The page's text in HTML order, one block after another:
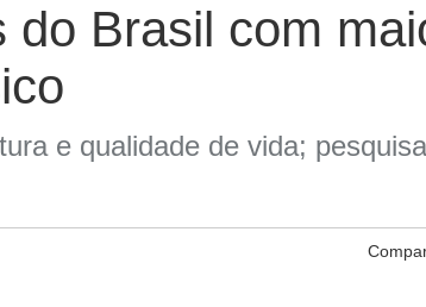
Brasil com
e qualidade de vida;